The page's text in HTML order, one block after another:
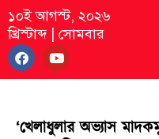
১০ই আগস্ট, ২০২৬
খ্রিস্টাব্দ| সোমবার
‘খেলাধুলার অভ্যাস